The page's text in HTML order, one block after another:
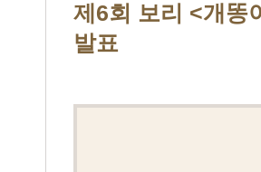
제6회 보리 <개똥
발표